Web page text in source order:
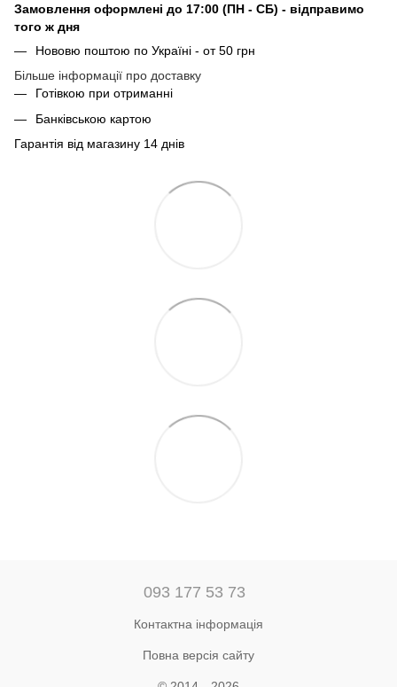
Замовлення оформлені до 17:00 (ПН - СБ) - відправимо
того ж дня
Нововю поштою по Україні - от 50 грн
Більше інформації про доставку
Готівкою при отриманні
Банківською картою
Гарантія від магазину 14 днів
093 177 53 73
Контактна інформація
Повна версія сайту